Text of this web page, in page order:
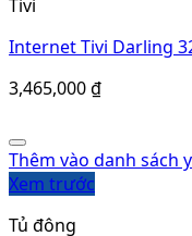
Sản phẩm mới nhất
TỦ KEM THÔNG
Viền xám
Tủ Mát 1 Cánh
TỦ MÁT 2 CÁNH
12000A2
TỦ MÁT 2 CÁNH
22,722,000